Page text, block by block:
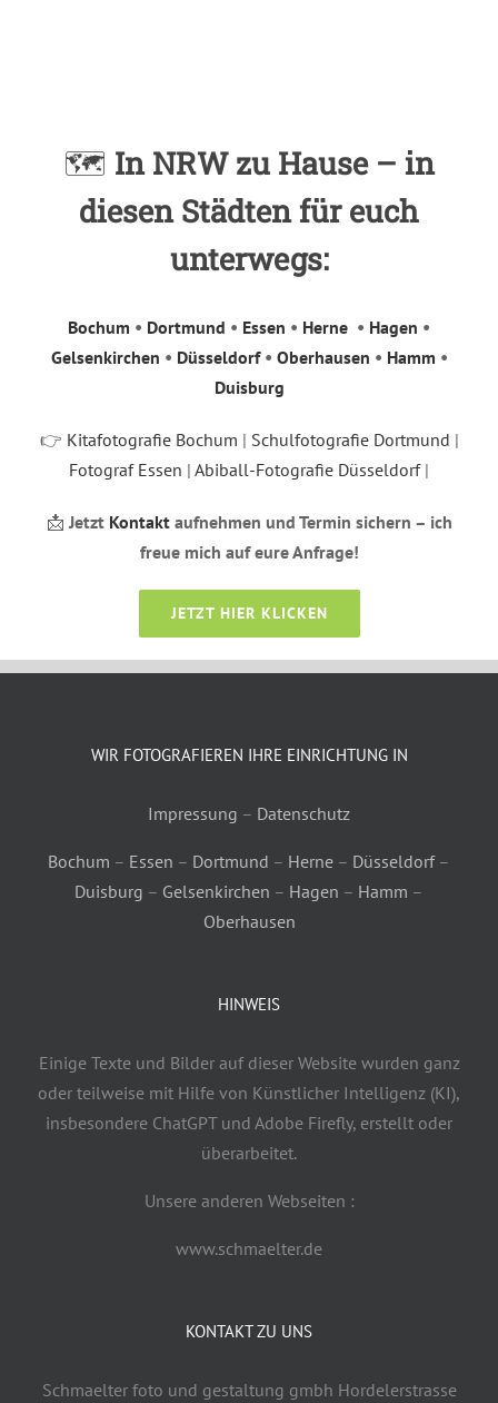
🗺️ In NRW zu Hause – in
diesen Städten für euch
unterwegs:
Bochum • Dortmund • Essen • Herne • Hagen •
Gelsenkirchen • Düsseldorf• Oberhausen • Hamm •
Duisburg
👉 Kitafotografie Bochum | Schulfotografie Dortmund |
Fotograf Essen | Abiball-Fotografie Düsseldorf |
📩Jetzt Kontaktaufnehmen und Termin sichern – ich
freue mich auf eure Anfrage!
JETZT HIER KLICKEN
WIR FOTOGRAFIEREN IHRE EINRICHTUNG IN
Impressung – Datenschutz
Bochum – Essen – Dortmund – Herne – Düsseldorf–
Duisburg – Gelsenkirchen – Hagen – Hamm –
Oberhausen
HINWEIS
Einige Texte und Bilder auf dieser Website wurden ganz
oder teilweise mit Hilfe von Künstlicher Intelligenz (KI),
insbesondere ChatGPT und Adobe Firefly, erstellt oder
überarbeitet.
Unsere anderen Webseiten :
www.schmaelter.de
KONTAKT ZU UNS
Schmaelter foto und gestaltung gmbh Hordelerstrasse